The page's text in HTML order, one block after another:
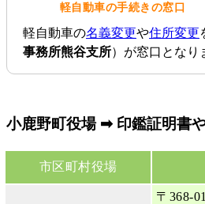
軽自動車の手続きの窓口
軽自動車の名義変更や住所変更
事務所熊谷支所）が窓口となり
小鹿野町役場 ➡ 印鑑証明書
市区町村役場
〒368-